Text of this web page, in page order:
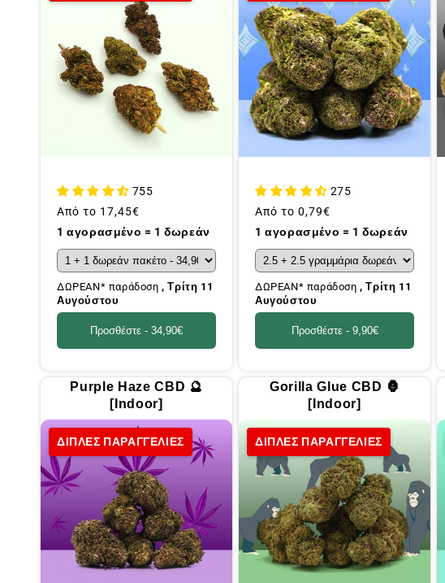
ή
755
Συνήθης
τιμή
Από το 17,45€
1 αγορασμένο = 1 δωρεάν
ΔΩΡΕΑΝ* παράδοση, Τρίτη 11
Αυγούστου
Προσθέστε - 34,90€
275
Συνήθης
τιμή
Από το 0,79€
1 αγορασμένο = 1 δωρεάν
ΔΩΡΕΑΝ* παράδοση, Τρίτη 11
Αυγούστου
Προσθέστε - 9,90€
Purple Haze CBD 🔮
[Indoor]
ΔΙΠΛΕΣ ΠΑΡΑΓΓΕΛΙΕΣ
Gorilla Glue CBD 🦍
[Indoor]
ΔΙΠΛΕΣ ΠΑΡΑΓΓΕΛΙΕΣ